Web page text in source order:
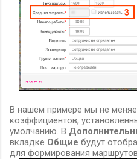
В нашем примере мы не
коэффициентов,
умолчанию. В
вкладке Общие будут
для формирования